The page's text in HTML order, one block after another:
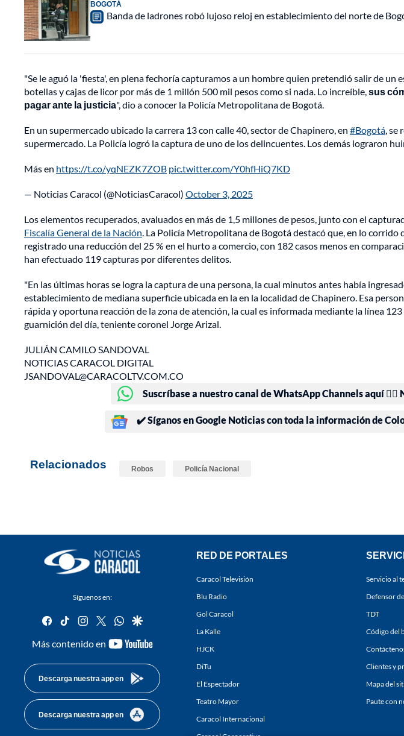
BOGOTÁ
Banda de ladrones robó lujoso reloj en establecimiento del norte de
"Se le aguó la 'fiesta', en plena fechoría capturamos a un hombre quien pretendió salir de un
botellas y cajas de licor por más de 1 millón 500 mil pesos como si nada. Lo increíble,sus
pagar ante la justicia", dio a conocer la Policía Metropolitana de Bogotá.
En un supermercado ubicado la carrera 13 con calle 40, sector de Chapinero, en #Bogotá, se
supermercado. La Policía logró la captura de uno de los delincuentes. Los demás lograron
Más en https://t.co/yqNEZK7ZOB pic.twitter.com/Y0hfHiQ7KD
— Noticias Caracol (@NoticiasCaracol) October 3, 2025
Los elementos recuperados, avaluados en más de 1,5 millones de pesos, junto con el
Fiscalía General de la Nación. La Policía Metropolitana de Bogotá destacó que, en lo corrido
registrado una reducción del 25 % en el hurto a comercio, con 182 casos menos en
han efectuado 119 capturas por diferentes delitos.
"En las últimas horas se logra la captura de una persona, la cual minutos antes había
establecimiento de mediana superficie ubicada en la en la localidad de Chapinero. Esa
rápida y oportuna reacción de la zona de atención, la cual es informada mediante la línea
guarnición del día, teniente coronel Jorge Arizal.
JULIÁN CAMILO SANDOVAL
NOTICIAS CARACOL DIGITAL
JSANDOVAL@CARACOLTV.COM.CO
Suscríbase a nuestro canal de WhatsApp Channels aquí
✔️ Síganos en Google Noticias con toda la información de
Relacionados Robos Policía Nacional
Síguenos en:
facebook
tiktok instagram
twitterwhatsapp
google
Más contenido en
youtube-
Descarga nuestra app en
Descarga nuestra app en
RED DE PORTALES
Caracol Televisión
Blu Radio
Gol Caracol
La Kalle
HJCK
DiTu
El Espectador
Teatro Mayor
Caracol Internacional
Servicio al
Defensor
TDT
Código del
Clientes y
Mapa del
Paute con